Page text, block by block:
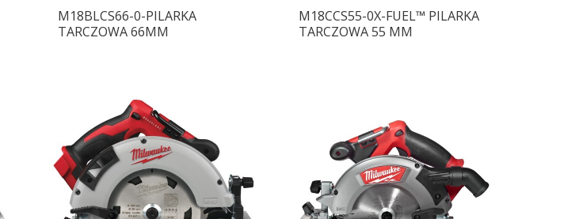
M18BLCS66-0-PILARKA
TARCZOWA 66MM
M18CCS55-0X-FUEL™ PILARKA
TARCZOWA 55 MM